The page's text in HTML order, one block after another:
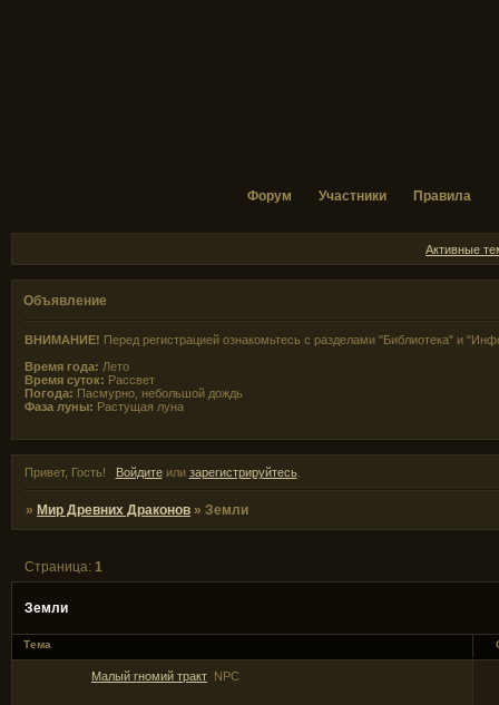
Форум Участники Правила
Активные
Объявление
ВНИМАНИЕ! Перед регистрацией ознакомьтесь с разделами "Библиотека" и
Время года: Лето
Время суток: Рассвет
Погода: Пасмурно, небольшой дождь
Фаза луны: Растущая луна
Привет, Гость! Войдитеили зарегистрируйтесь.
»Мир Древних Драконов »Земли
Земли
Страница:1
Тема
Малый гномий тракт NPC